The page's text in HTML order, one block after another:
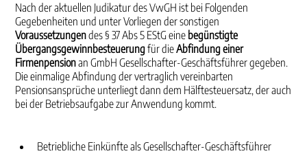
Nach der aktuellen Judikatur des VwGH ist bei Folgenden
Gegebenheiten und unter Vorliegen der sonstigen
Voraussetzungendes § 37 Abs 5 EStG eine begünstigte
Übergangsgewinnbesteue­rungfür dieAbfindungeiner
Firmenpensionan GmbH Gesellschafter-Geschäftsführer gegeben.
Die einmalige Abfindung der vertraglich vereinbarten
Pensionsansprüche unterliegt dann dem Hälfte­steuersatz, der auch
bei der Betriebsaufgabe zur Anwendung kommt.
Betriebliche Einkünfte als Gesellschafter-Geschäftsführer